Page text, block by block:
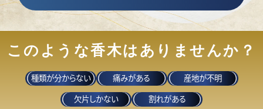
このような香木はありませんか？
種類が分からない 痛みがある 産地が不明
欠片しかない 割れがある